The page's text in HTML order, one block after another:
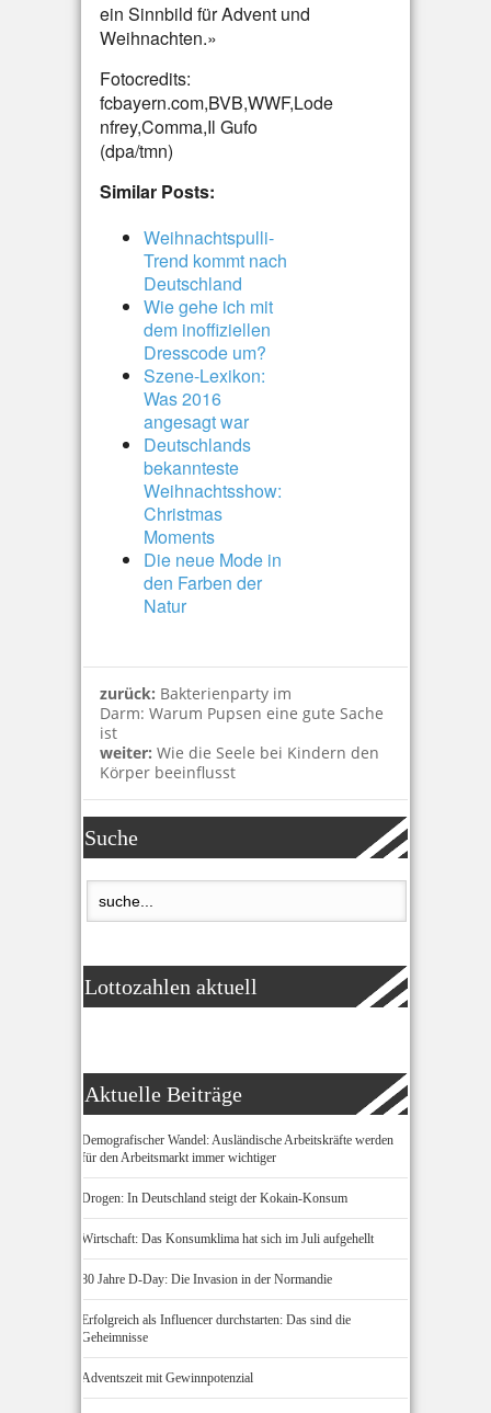
ein Sinnbild für Advent und
Weihnachten.»
Fotocredits:
fcbayern.com,BVB,WWF,Lode
nfrey,Comma,Il Gufo
(dpa/tmn)
Similar Posts:
Weihnachtspulli-
Trend kommt nach
Deutschland
Wie gehe ich mit
dem inoffiziellen
Dresscode um?
Szene-Lexikon:
Was 2016
angesagt war
Deutschlands
bekannteste
Weihnachtsshow:
Christmas
Moments
Die neue Mode in
den Farben der
Natur
zurück: Bakterienparty im
Darm: Warum Pupsen eine gute Sache
ist
weiter: Wie die Seele bei Kindern den
Körper beeinflusst
Suche
Lottozahlen aktuell
Aktuelle Beiträge
Demografischer Wandel: Ausländische Arbeitskräfte werden
für den Arbeitsmarkt immer wichtiger
Drogen: In Deutschland steigt der Kokain-Konsum
Wirtschaft: Das Konsumklima hat sich im Juli aufgehellt
80 Jahre D-Day: Die Invasion in der Normandie
Erfolgreich als Influencer durchstarten: Das sind die
Geheimnisse
Adventszeit mit Gewinnpotenzial